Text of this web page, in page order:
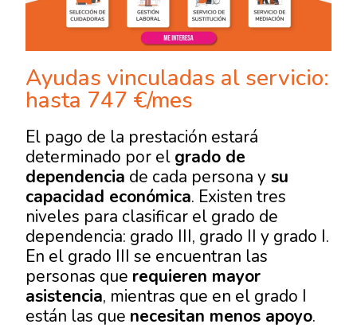
Ayudas vinculadas al servicio:
hasta 747 €/mes
El pago de la prestación estará
determinado por el grado de
dependencia de cada persona y su
capacidad económica. Existen tres
niveles para clasificar el grado de
dependencia: grado III, grado II y grado I.
En el grado III se encuentran las
personas que requieren mayor
asistencia, mientras que en el grado I
están las que necesitan menos apoyo.